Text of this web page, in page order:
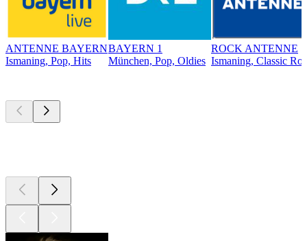
ANTENNE BAYERN
Ismaning, Pop, Hits
BAYERN 1
München, Pop, Oldies
ROCK ANTENNE
Ismaning, Classic